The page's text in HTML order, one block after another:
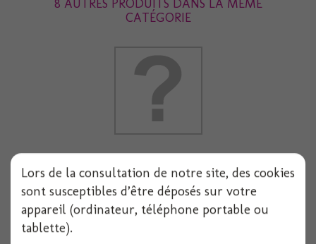
8 AUTRES PRODUITS DANS LA MÊME
CATÉGORIE
12 pièces
Lors de la consultation de notre site, des cookies
sont susceptibles d’être déposés sur votre
appareil (ordinateur, téléphone portable ou
tablette).